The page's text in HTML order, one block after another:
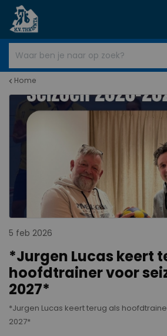
Home
5 feb 2026
*Jurgen Lucas keert
hoofdtrainer voor
2027*
*Jurgen Lucas keert terug als
2027*